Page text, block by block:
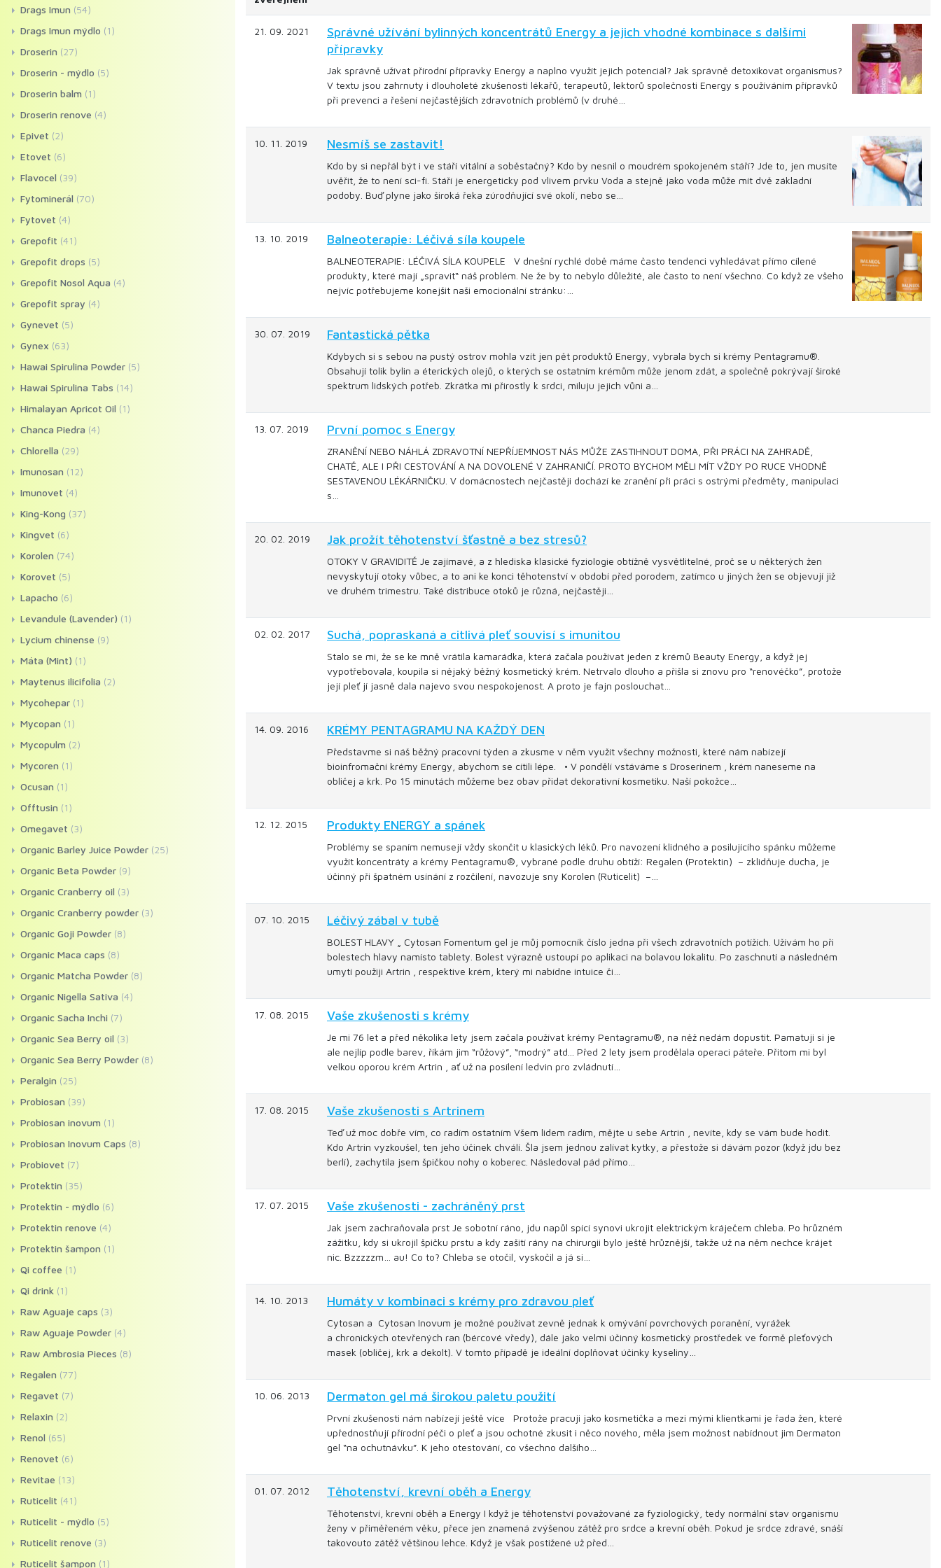
21. 09. 2021
Správné užívání bylinných koncentrátů Energy a jejich vhodné kombinace s dalšími
přípravky
Jak správně užívat přírodní přípravky Energy a naplno využít jejich potenciál? Jak správně detoxikovat organismus?
V textu jsou zahrnuty i dlouholeté zkušenosti lékařů, terapeutů, lektorů společnosti Energy s používáním přípravků
při prevenci a řešení nejčastějších zdravotních problémů (v druhé…
10. 11. 2019 Nesmíš se zastavit!
Kdo by si nepřál být i ve stáří vitální a soběstačný? Kdo by nesnil o moudrém spokojeném stáří? Jde to, jen musíte
uvěřit, že to není sci-fi. Stáří je energeticky pod vlivem prvku Voda a stejně jako voda může mít dvě základní
podoby. Buď plyne jako široká řeka zúrodňující své okolí, nebo se…
13. 10. 2019 Balneoterapie: Léčivá síla koupele
BALNEOTERAPIE: LÉČIVÁ SÍLA KOUPELE V dnešní rychlé době máme často tendenci vyhledávat přímo cílené
produkty, které mají „spravit“ náš problém. Ne že by to nebylo důležité, ale často to není všechno. Co když ze všeho
nejvíc potřebujeme konejšit naši emocionální stránku:…
30. 07. 2019 Fantastická pětka
Kdybych si s sebou na pustý ostrov mohla vzít jen pět produktů Energy, vybrala bych si krémy Pentagramu®.
Obsahují tolik bylin a éterických olejů, o kterých se ostatním krémům může jenom zdát, a společně pokrývají široké
spektrum lidských potřeb. Zkrátka mi přirostly k srdci, miluju jejich vůni a…
13. 07. 2019 První pomoc s Energy
ZRANĚNÍ NEBO NÁHLÁ ZDRAVOTNÍ NEPŘÍJEMNOST NÁS MŮŽE ZASTIHNOUT DOMA, PŘI PRÁCI NA ZAHRADĚ,
CHATĚ, ALE I PŘI CESTOVÁNÍ A NA DOVOLENÉ V ZAHRANIČÍ. PROTO BYCHOM MĚLI MÍT VŽDY PO RUCE VHODNĚ
SESTAVENOU LÉKÁRNIČKU. V domácnostech nejčastěji dochází ke zranění při práci s ostrými předměty, manipulaci
s…
20. 02. 2019 Jak prožít těhotenství šťastně a bez stresů?
OTOKY V GRAVIDITĚ Je zajímavé, a z hlediska klasické fyziologie obtížně vysvětlitelné, proč se u některých žen
nevyskytují otoky vůbec, a to ani ke konci těhotenství v období před porodem, zatímco u jiných žen se objevují již
ve druhém trimestru. Také distribuce otoků je různá, nejčastěji…
02. 02. 2017 Suchá, popraskaná a citlivá pleť souvisí s imunitou
Stalo se mi, že se ke mně vrátila kamarádka, která začala používat jeden z krémů Beauty Energy, a když jej
vypotřebovala, koupila si nějaký běžný kosmetický krém. Netrvalo dlouho a přišla si znovu pro “renovéčko”, protože
její pleť jí jasně dala najevo svou nespokojenost. A proto je fajn poslouchat…
14. 09. 2016 KRÉMY PENTAGRAMU NA KAŽDÝ DEN
Představme si náš běžný pracovní týden a zkusme v něm využít všechny možnosti, které nám nabízejí
bioinfromační krémy Energy, abychom se cítili lépe. • V pondělí vstáváme s Droserinem , krém naneseme na
obličej a krk. Po 15 minutách můžeme bez obav přidat dekorativní kosmetiku. Naší pokožce…
12. 12. 2015 Produkty ENERGY a spánek
Problémy se spaním nemusejí vždy skončit u klasických léků. Pro navození klidného a posilujícího spánku můžeme
využít koncentráty a krémy Pentagramu®, vybrané podle druhu obtíží: Regalen (Protektin) – zklidňuje ducha, je
účinný při špatném usínání z rozčilení, navozuje sny Korolen (Ruticelit) –…
07. 10. 2015 Léčivý zábal v tubě
BOLEST HLAVY „ Cytosan Fomentum gel je můj pomocník číslo jedna při všech zdravotních potížích. Užívám ho při
bolestech hlavy namísto tablety. Bolest výrazně ustoupí po aplikaci na bolavou lokalitu. Po zaschnutí a následném
umytí použiji Artrin , respektive krém, který mi nabídne intuice či…
17. 08. 2015 Vaše zkušenosti s krémy
Je mi 76 let a před několika lety jsem začala používat krémy Pentagramu®, na něž nedám dopustit. Pamatuji si je
ale nejlíp podle barev, říkám jim “růžový”, “modrý” atd... Před 2 lety jsem prodělala operaci páteře. Přitom mi byl
velkou oporou krém Artrin , ať už na posílení ledvin pro zvládnutí…
17. 08. 2015 Vaše zkušenosti s Artrinem
Teď už moc dobře vím, co radím ostatním Všem lidem radím, mějte u sebe Artrin , nevíte, kdy se vám bude hodit.
Kdo Artrin vyzkoušel, ten jeho účinek chválí. Šla jsem jednou zalívat kytky, a přestože si dávám pozor (když jdu bez
berlí), zachytila jsem špičkou nohy o koberec. Následoval pád přímo…
17. 07. 2015 Vaše zkušenosti - zachráněný prst
Jak jsem zachraňovala prst Je sobotní ráno, jdu napůl spící synovi ukrojit elektrickým kráječem chleba. Po hrůzném
zážitku, kdy si ukrojil špičku prstu a kdy zašití rány na chirurgii bylo ještě hrůznější, takže už na něm nechce krájet
nic. Bzzzzzm… au! Co to? Chleba se otočil, vyskočil a já si…
14. 10. 2013 Humáty v kombinaci s krémy pro zdravou pleť
Cytosan a Cytosan Inovum je možné používat zevně jednak k omývání povrchových poranění, vyrážek
a chronických otevřených ran (bércové vředy), dále jako velmi účinný kosmetický prostředek ve formě pleťových
masek (obličej, krk a dekolt). V tomto případě je ideální doplňovat účinky kyseliny…
10. 06. 2013 Dermaton gel má širokou paletu použití
První zkušenosti nám nabízejí ještě více Protože pracuji jako kosmetička a mezi mými klientkami je řada žen, které
upřednostňují přírodní péči o pleť a jsou ochotné zkusit i něco nového, měla jsem možnost nabídnout jim Dermaton
gel “na ochutnávku”. K jeho otestování, co všechno dalšího…
01. 07. 2012 Těhotenství, krevní oběh a Energy
Těhotenství, krevní oběh a Energy I když je těhotenství považované za fyziologický, tedy normální stav organismu
ženy v přiměřeném věku, přece jen znamená zvýšenou zátěž pro srdce a krevní oběh. Pokud je srdce zdravé, snáší
takovouto zátěž většinou lehce. Když je však postižené už před…
Drags Imun (54)
Drags Imun mýdlo (1)
Droserin (27)
Droserin - mýdlo (5)
Droserin balm (1)
Droserin renove (4)
Epivet (2)
Etovet (6)
Flavocel (39)
Fytominerál (70)
Fytovet (4)
Grepofit (41)
Grepofit drops (5)
Grepofit Nosol Aqua (4)
Grepofit spray (4)
Gynevet (5)
Gynex (63)
Hawai Spirulina Powder (5)
Hawai Spirulina Tabs (14)
Himalayan Apricot Oil (1)
Chanca Piedra (4)
Chlorella (29)
Imunosan (12)
Imunovet (4)
King-Kong (37)
Kingvet (6)
Korolen (74)
Korovet (5)
Lapacho (6)
Levandule (Lavender) (1)
Lycium chinense (9)
Máta (Mint) (1)
Maytenus ilicifolia (2)
Mycohepar (1)
Mycopan (1)
Mycopulm (2)
Mycoren (1)
Ocusan (1)
Offtusin (1)
Omegavet (3)
Organic Barley Juice Powder (25)
Organic Beta Powder (9)
Organic Cranberry oil (3)
Organic Cranberry powder (3)
Organic Goji Powder (8)
Organic Maca caps (8)
Organic Matcha Powder (8)
Organic Nigella Sativa (4)
Organic Sacha Inchi (7)
Organic Sea Berry oil (3)
Organic Sea Berry Powder (8)
Peralgin (25)
Probiosan (39)
Probiosan inovum (1)
Probiosan Inovum Caps (8)
Probiovet (7)
Protektin (35)
Protektin - mýdlo (6)
Protektin renove (4)
Protektin šampon (1)
Qi coffee (1)
Qi drink (1)
Raw Aguaje caps (3)
Raw Aguaje Powder (4)
Raw Ambrosia Pieces (8)
Regalen (77)
Regavet (7)
Relaxin (2)
Renol (65)
Renovet (6)
Revitae (13)
Ruticelit (41)
Ruticelit - mýdlo (5)
Ruticelit renove (3)
Ruticelit šampon (1)